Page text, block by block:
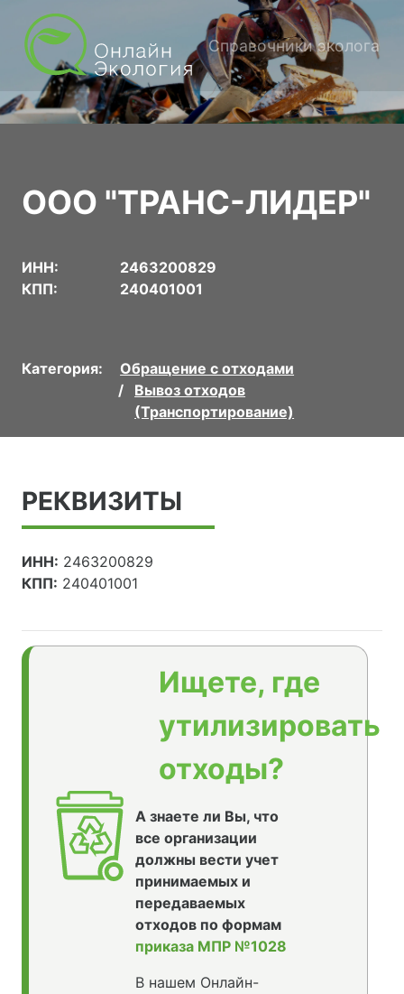
Справочники эколога
ООО "ТРАНС-ЛИДЕР"
ИНН:
2463200829
КПП:
240401001
Категория:
Обращение с отходами
Вывоз отходов
(Транспортирование)
РЕКВИЗИТЫ
ИНН: 2463200829
КПП: 240401001
Ищете, где
утилизировать
отходы?
А знаете ли Вы, что
все организации
должны вести учет
принимаемых и
передаваемых
отходов по формам
приказа МПР №1028
В нашем Онлайн-